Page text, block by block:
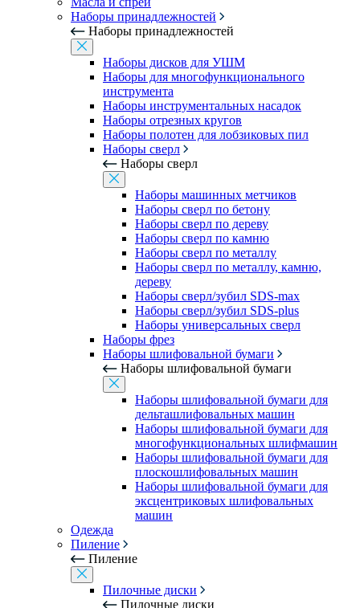
Наборы принадлежностей
Наборы принадлежностей
Наборы дисков для УШМ
Наборы для многофункционального
инструмента
Наборы инструментальных насадок
Наборы отрезных кругов
Наборы полотен для лобзиковых пил
Наборы сверл
Наборы сверл
Наборы машинных метчиков
Наборы сверл по бетону
Наборы сверл по дереву
Наборы сверл по камню
Наборы сверл по металлу
Наборы сверл по металлу, камню,
дереву
Наборы сверл/зубил SDS-max
Наборы сверл/зубил SDS-plus
Наборы универсальных сверл
Наборы фрез
Наборы шлифовальной бумаги
Наборы шлифовальной бумаги
Наборы шлифовальной бумаги для
дельташлифовальных машин
Наборы шлифовальной бумаги для
многофункциональных шлифмашин
Наборы шлифовальной бумаги для
плоскошлифовальных машин
Наборы шлифовальной бумаги для
эксцентриковых шлифовальных
машин
Одежда
Пиление
Пиление
Пилочные диски
Пилочные диски